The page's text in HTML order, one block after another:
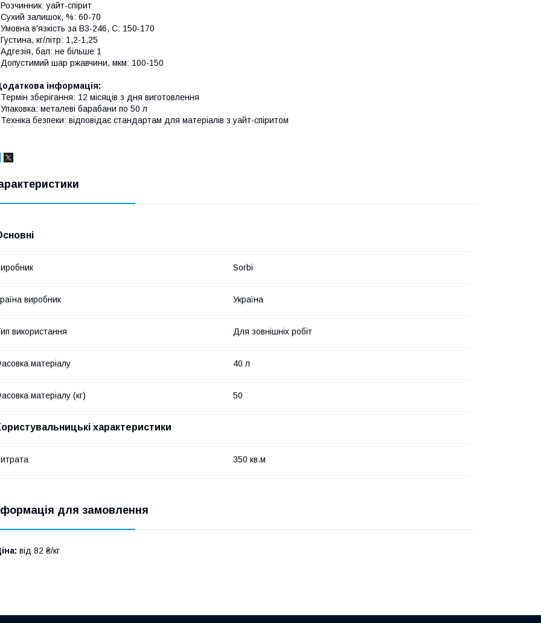
уайт-спірит
залишок, %: 60-70
в'язкість за В3-246, С: 150-170
кг/літр: 1,2-1,25
бал: не більше 1
шар ржавчини, мкм: 100-150
інформація:
зберігання: 12 місяців з дня виготовлення
металеві барабани по 50 л
безпеки: відповідає стандартам для матеріалів з уайт-спіритом
Sorbi
виробник Україна
використання Для зовнішніх робіт
матеріалу 40 л
матеріалу (кг) 50
характеристики
350 кв.м
для замовлення
від 82 ₴/кг